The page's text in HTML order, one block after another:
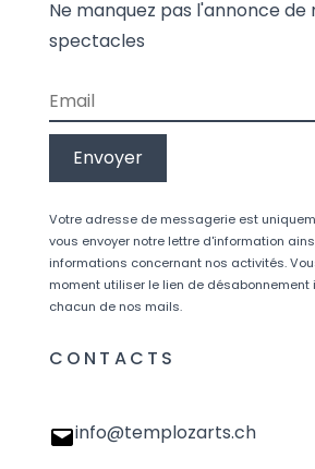
Ne manquez pas l'annonce de
spectacles
Votre adresse de messagerie est
vous envoyer notre lettre d'information
informations concernant nos activités.
moment utiliser le lien de désabonnement
chacun de nos mails.
CONTACTS
info@templozarts.ch